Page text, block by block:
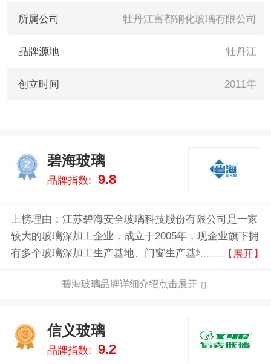
所属公司 牡丹江富都钢化玻璃有限公司
品牌源地 牡丹江
创立时间 2011年
碧海玻璃
品牌指数: 9.8
上榜理由：江苏碧海安全玻璃科技股份有限公司是一家
较大的玻璃深加工企业，成立于2005年，现企业旗下拥
有多个玻璃深加工生产基地、门窗生产基地和卖场旗舰
等相关服务。
【展开】
碧海玻璃品牌详细介绍点击展开
信义玻璃
品牌指数: 9.2